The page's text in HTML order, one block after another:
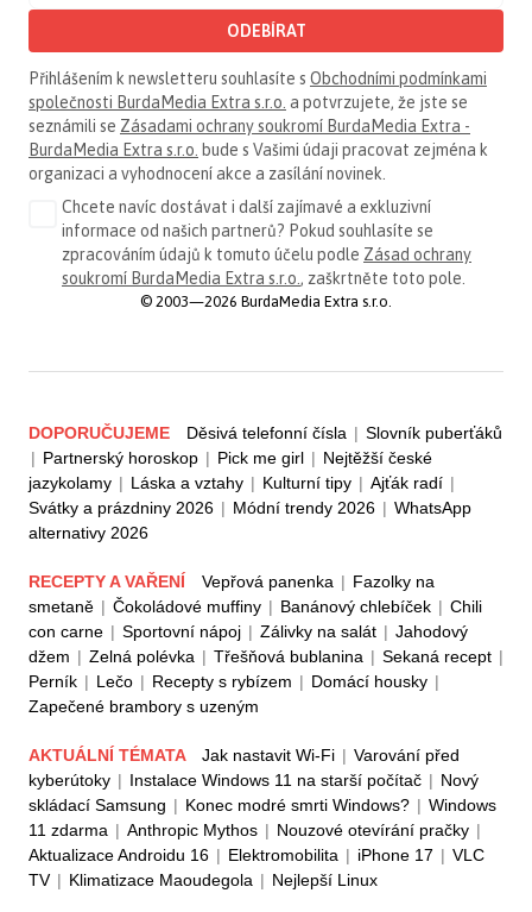
ODEBÍRAT
Přihlášením k newsletteru souhlasíte s Obchodními podmínkami
společnosti BurdaMedia Extra s.r.o. a potvrzujete, že jste se
seznámili se Zásadami ochrany soukromí BurdaMedia Extra -
BurdaMedia Extra s.r.o. bude s Vašimi údaji pracovat zejména k
organizaci a vyhodnocení akce a zasílání novinek.
Chcete navíc dostávat i další zajímavé a exkluzivní
informace od našich partnerů? Pokud souhlasíte se
zpracováním údajů k tomuto účelu podle Zásad ochrany
soukromí BurdaMedia Extra s.r.o., zaškrtněte toto pole.
© 2003—2026 BurdaMedia Extra s.r.o.
DOPORUČUJEME Děsivá telefonní čísla | Slovník puberťáků
| Partnerský horoskop | Pick me girl | Nejtěžší české
jazykolamy | Láska a vztahy | Kulturní tipy | Ajťák radí |
Svátky a prázdniny 2026 | Módní trendy 2026 | WhatsApp
alternativy 2026
RECEPTY A VAŘENÍ Vepřová panenka | Fazolky na
smetaně | Čokoládové muffiny | Banánový chlebíček | Chili
con carne | Sportovní nápoj | Zálivky na salát | Jahodový
džem | Zelná polévka | Třešňová bublanina | Sekaná recept |
Perník | Lečo | Recepty s rybízem | Domácí housky |
Zapečené brambory s uzeným
AKTUÁLNÍ TÉMATA Jak nastavit Wi-Fi | Varování před
kyberútoky | Instalace Windows 11 na starší počítač | Nový
skládací Samsung | Konec modré smrti Windows? | Windows
11 zdarma | Anthropic Mythos | Nouzové otevírání pračky |
Aktualizace Androidu 16 | Elektromobilita | iPhone 17 | VLC
TV | Klimatizace Maoudegola | Nejlepší Linux